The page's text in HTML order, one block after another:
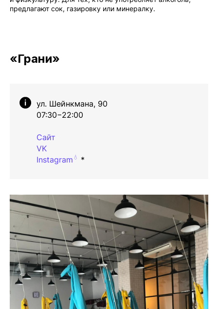
предлагают сок, газировку или минералку.
«Грани»
ул. Шейнкмана, 90
07:30−22:00
Сайт
VK
Instagram 💧 *